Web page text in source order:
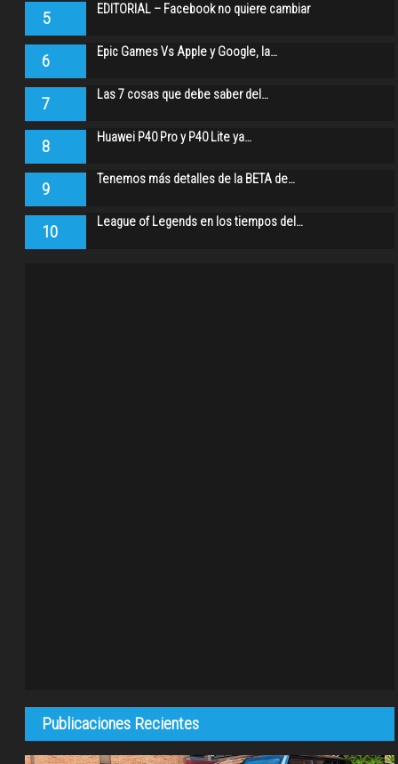
5 EDITORIAL – Facebook no quiere cambiar
6 Epic Games Vs Apple y Google, la…
7 Las 7 cosas que debe saber del…
8 Huawei P40 Pro y P40 Lite ya…
9 Tenemos más detalles de la BETA de…
10 League of Legends en los tiempos del…
Publicaciones Recientes